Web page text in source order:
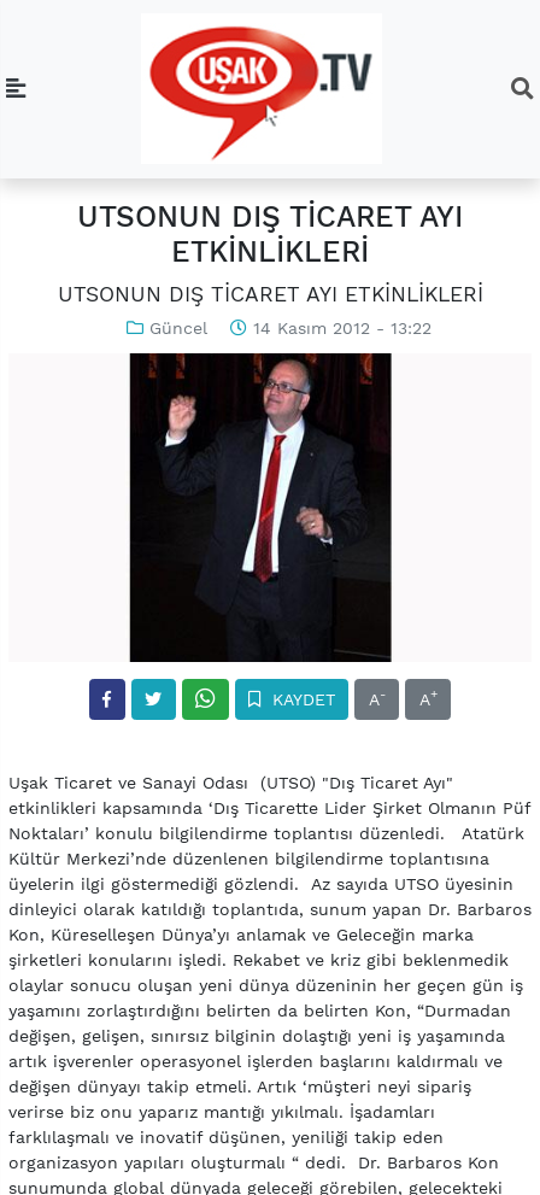
UTSONUN DIŞ TİCARET AYI
ETKİNLİKLERİ
UTSONUN DIŞ TİCARET AYI ETKİNLİKLERİ
Güncel 14 Kasım 2012 - 13:22
KAYDET A- A+
Uşak Ticaret ve Sanayi Odası (UTSO) "Dış Ticaret Ayı"
etkinlikleri kapsamında ‘Dış Ticarette Lider Şirket Olmanın Püf
Noktaları’ konulu bilgilendirme toplantısı düzenledi. Atatürk
Kültür Merkezi’nde düzenlenen bilgilendirme toplantısına
üyelerin ilgi göstermediği gözlendi. Az sayıda UTSO üyesinin
dinleyici olarak katıldığı toplantıda, sunum yapan Dr. Barbaros
Kon, Küreselleşen Dünya’yı anlamak ve Geleceğin marka
şirketleri konularını işledi. Rekabet ve kriz gibi beklenmedik
olaylar sonucu oluşan yeni dünya düzeninin her geçen gün iş
yaşamını zorlaştırdığını belirten da belirten Kon, “Durmadan
değişen, gelişen, sınırsız bilginin dolaştığı yeni iş yaşamında
artık işverenler operasyonel işlerden başlarını kaldırmalı ve
değişen dünyayı takip etmeli. Artık ‘müşteri neyi sipariş
verirse biz onu yaparız mantığı yıkılmalı. İşadamları
farklılaşmalı ve inovatif düşünen, yeniliği takip eden
organizasyon yapıları oluşturmalı “ dedi. Dr. Barbaros Kon
sunumunda global dünyada geleceği görebilen, gelecekteki